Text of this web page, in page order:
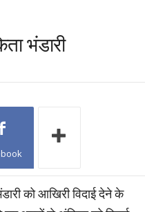
भंडारी
को आखिरी विदाई देने के